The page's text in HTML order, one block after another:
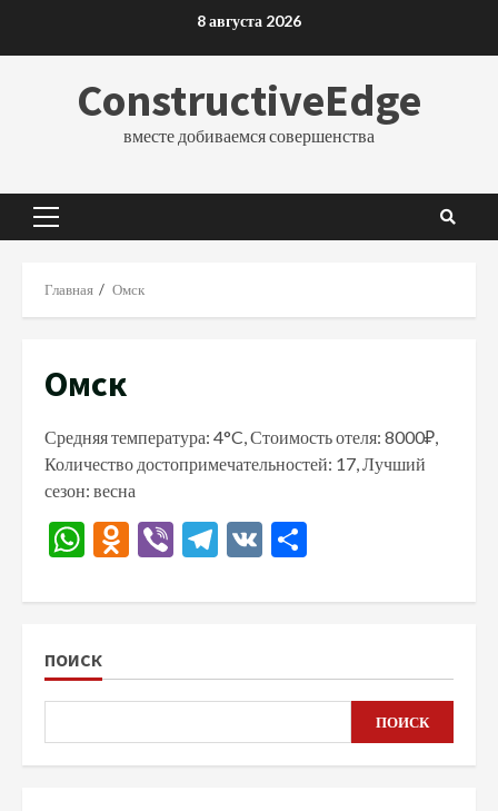
8 августа 2026
ConstructiveEdge
вместе добиваемся совершенства
Основное
Главная Омск
Омск
Средняя температура: 4°C, Стоимость отеля: 8000₽,
Количество достопримечательностей: 17, Лучший
сезон: весна
WhatsApp
Odnoklassniki
ViberTelegram
VK
ПОИСК
ПОИСК